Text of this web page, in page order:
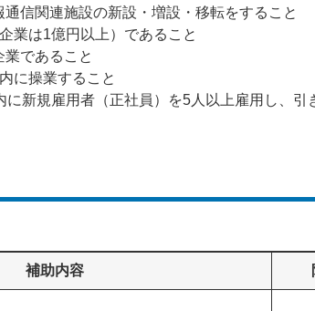
信関連施設の新設・増設・移転をすること
業は1億円以上）であること
であること
に操業すること
に新規雇用者（正社員）を5人以上雇用し、引
補助内容